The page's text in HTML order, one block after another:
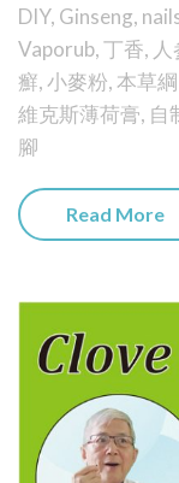
DIY, Ginseng,
Vaporub,丁香,
癬,小麥粉, 本草
維克斯薄荷膏, 自
腳
Read More